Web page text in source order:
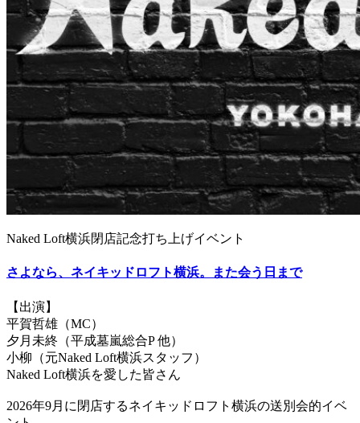
Naked Loft横浜閉店記念打ち上げイベント
さよなら、ネイキッドロフト横浜。また会う日まで
【出演】
平賀哲雄（MC）
夕月未終（平成墓嵐総合P 他）
小柳（元Naked Loft横浜スタッフ）
Naked Loft横浜を愛した皆さん
2026年9月に閉店するネイキッドロフト横浜の送別会的イベ